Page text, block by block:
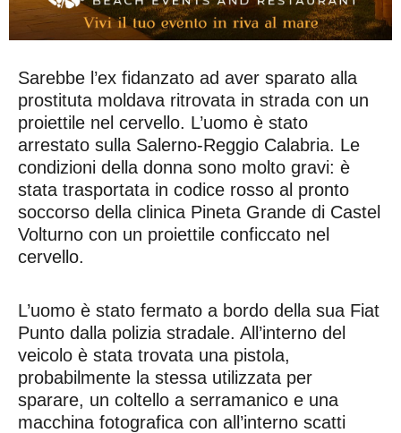
Sarebbe l’ex fidanzato ad aver sparato alla
prostituta moldava ritrovata in strada con un
proiettile nel cervello. L’uomo è stato
arrestato sulla Salerno-Reggio Calabria. Le
condizioni della donna sono molto gravi: è
stata trasportata in codice rosso al pronto
soccorso della clinica Pineta Grande di Castel
Volturno con un proiettile conficcato nel
cervello.
L’uomo è stato fermato a bordo della sua Fiat
Punto dalla polizia stradale. All’interno del
veicolo è stata trovata una pistola,
probabilmente la stessa utilizzata per
sparare, un coltello a serramanico e una
macchina fotografica con all’interno scatti